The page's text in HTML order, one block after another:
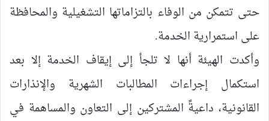
حتى تتمكن من الوفاء بالتزاماتها التشغيلية والمحافظة
على استمرارية الخدمة.
وأكدت الهيئة أنها لا تلجأ إلى إيقاف الخدمة إلا بعد
استكمال إجراءات المطالبات الشهرية والإنذارات
القانونية، داعيةً المشتركين إلى التعاون والمساهمة في